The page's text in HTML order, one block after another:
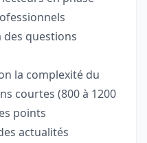
des questions
la complexité du
courtes (800 à 1200
points
actualités